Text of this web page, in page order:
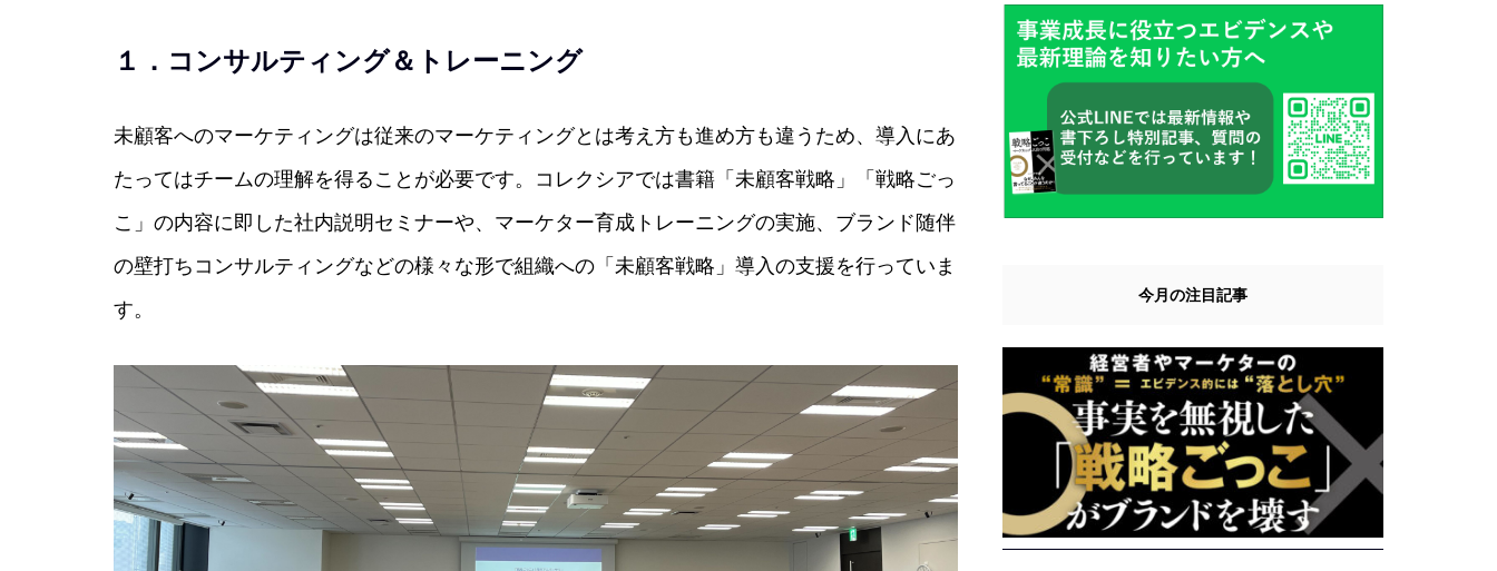
１．コンサルティング＆トレーニング
未顧客へのマーケティングは従来のマーケティングとは考え方も進め方も違うため、導入にあ
たってはチームの理解を得ることが必要です。コレクシアでは書籍「未顧客戦略」「戦略ごっ
こ」の内容に即した社内説明セミナーや、マーケター育成トレーニングの実施、ブランド随伴
の壁打ちコンサルティングなどの様々な形で組織への「未顧客戦略」導入の支援を行っていま
す。
今月の注目記事